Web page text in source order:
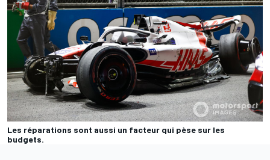
Les réparations sont aussi un facteur qui pèse sur les
budgets.